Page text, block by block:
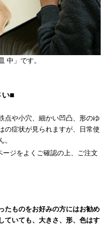
中」です。
い■
点や小穴、細かい凹凸、形のゆ
の症状が見られますが、日常使
。
ージをよくご確認の上、ご注文
たものをお好みの方にはお勧め
ていても、大きさ、形、色はす